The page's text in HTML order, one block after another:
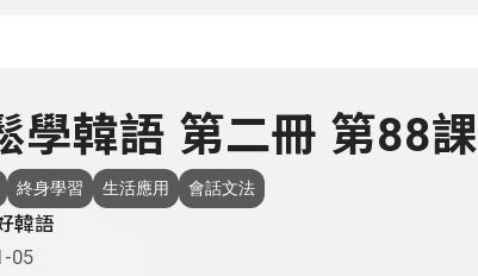
學韓語 第二冊 第88課
終身學習 生活應用 會話文法
韓語
05